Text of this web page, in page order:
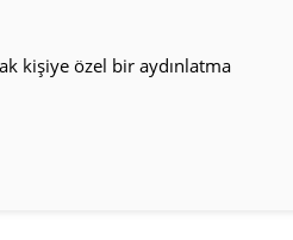
kişiye özel bir aydınlatma